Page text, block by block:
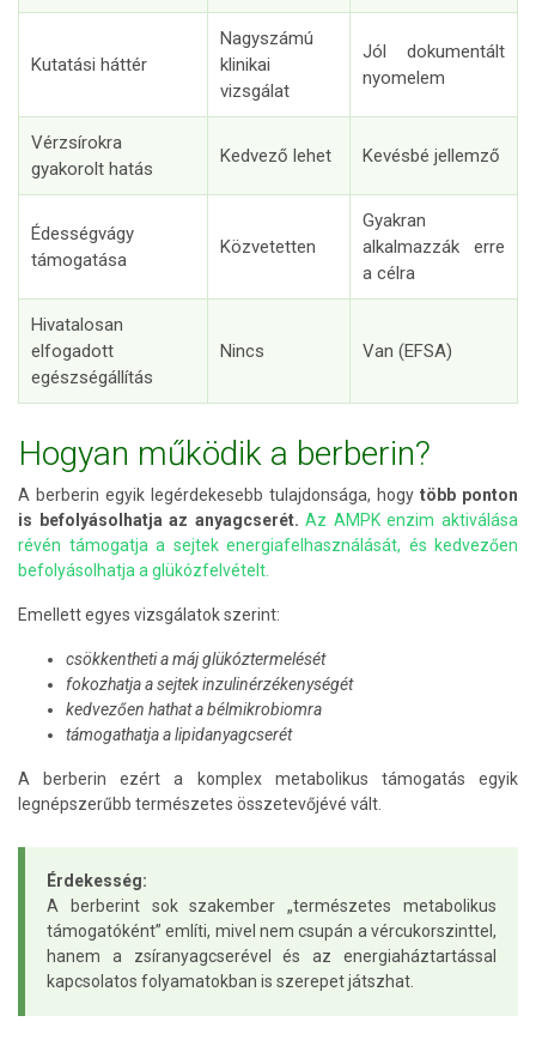
Kutatási háttér
Nagyszámú
klinikai
vizsgálat
Jól dokumentált
nyomelem
Vérzsírokra
gyakorolt hatás
Kedvező lehet Kevésbé jellemző
Édességvágy
támogatása
Közvetetten
Gyakran
alkalmazzák erre
a célra
Hivatalosan
elfogadott
egészségállítás
Nincs Van (EFSA)
Hogyan működik a berberin?
A berberin egyik legérdekesebb tulajdonsága, hogy több ponton
is befolyásolhatja az anyagcserét. Az AMPK enzim aktiválása
révén támogatja a sejtek energiafelhasználását, és kedvezően
befolyásolhatja a glükózfelvételt.
Emellett egyes vizsgálatok szerint:
csökkentheti a máj glükóztermelését
fokozhatja a sejtek inzulinérzékenységét
kedvezően hathat a bélmikrobiomra
támogathatja a lipidanyagcserét
A berberin ezért a komplex metabolikus támogatás egyik
legnépszerűbb természetes összetevőjévé vált.
Érdekesség:
A berberint sok szakember „természetes metabolikus
támogatóként” említi, mivel nem csupán a vércukorszinttel,
hanem a zsíranyagcserével és az energiaháztartással
kapcsolatos folyamatokban is szerepet játszhat.